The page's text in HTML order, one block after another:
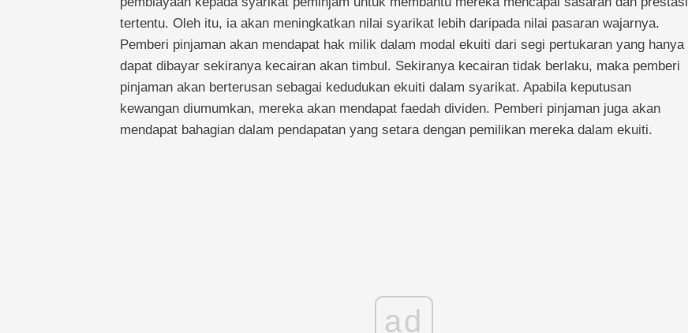
tertentu. Oleh itu, ia akan meningkatkan nilai syarikat lebih daripada nilai pasaran wajarnya.
Pemberi pinjaman akan mendapat hak milik dalam modal ekuiti dari segi pertukaran yang hanya
dapat dibayar sekiranya kecairan akan timbul. Sekiranya kecairan tidak berlaku, maka pemberi
pinjaman akan berterusan sebagai kedudukan ekuiti dalam syarikat. Apabila keputusan
kewangan diumumkan, mereka akan mendapat faedah dividen. Pemberi pinjaman juga akan
mendapat bahagian dalam pendapatan yang setara dengan pemilikan mereka dalam ekuiti.
ad